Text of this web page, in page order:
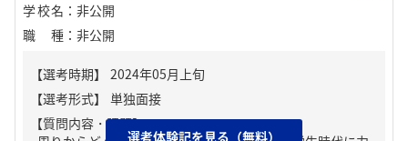
学校名 ： 非公開
職種 ： 非公開
【質問内容・課題】
選考体験記を見る（無料）